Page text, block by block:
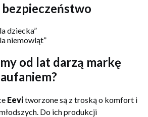
dziecka”
niemowląt”
od lat darzą markę
Eevitworzone są z troską o komfort i
Do ich produkcji